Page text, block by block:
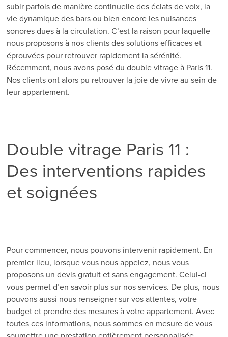
subir parfois de manière continuelle des éclats de voix, la
vie dynamique des bars ou bien encore les nuisances
sonores dues à la circulation. C’est la raison pour laquelle
nous proposons à nos clients des solutions efficaces et
éprouvées pour retrouver rapidement la sérénité.
Récemment, nous avons posé du double vitrage à Paris 11.
Nos clients ont alors pu retrouver la joie de vivre au sein de
leur appartement.
Double vitrage Paris 11 :
Des interventions rapides
et soignées
Pour commencer, nous pouvons intervenir rapidement. En
premier lieu, lorsque vous nous appelez, nous vous
proposons un devis gratuit et sans engagement. Celui-ci
vous permet d’en savoir plus sur nos services. De plus, nous
pouvons aussi nous renseigner sur vos attentes, votre
budget et prendre des mesures à votre appartement. Avec
toutes ces informations, nous sommes en mesure de vous